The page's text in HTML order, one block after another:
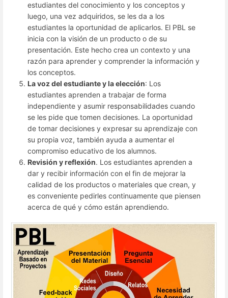
estudiantes del conocimiento y los conceptos y
luego, una vez adquiridos, se les da a los
estudiantes la oportunidad de aplicarlos. El PBL se
inicia con la visión de un producto o de su
presentación. Este hecho crea un contexto y una
razón para aprender y comprender la información y
los conceptos.
La voz del estudiante y la elección: Los
estudiantes aprenden a trabajar de forma
independiente y asumir responsabilidades cuando
se les pide que tomen decisiones. La oportunidad
de tomar decisiones y expresar su aprendizaje con
su propia voz, también ayuda a aumentar el
compromiso educativo de los alumnos.
Revisión y reflexión. Los estudiantes aprenden a
dar y recibir información con el fin de mejorar la
calidad de los productos o materiales que crean, y
es conveniente pedirles continuamente que piensen
acerca de qué y cómo están aprendiendo.